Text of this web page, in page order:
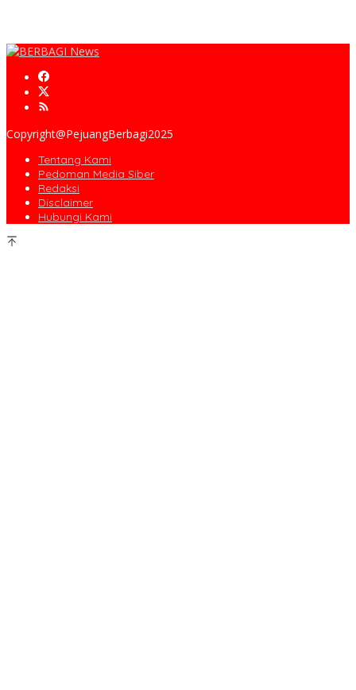
Copyright@PejuangBerbagi2025
Tentang Kami
Pedoman Media Siber
Redaksi
Disclaimer
Hubungi Kami